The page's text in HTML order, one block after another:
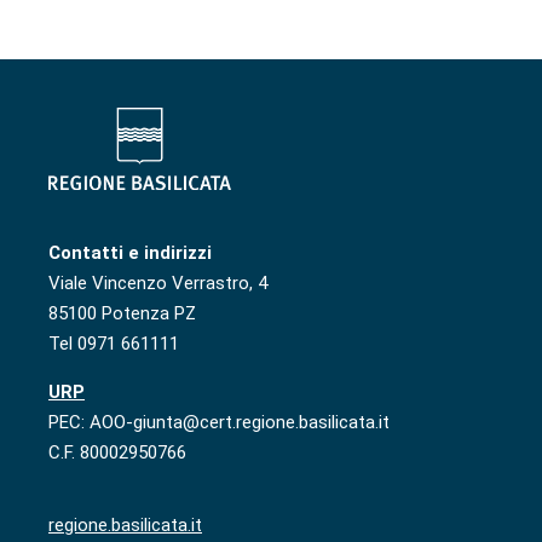
Contatti e indirizzi
Viale Vincenzo Verrastro, 4
85100 Potenza PZ
Tel 0971 661111
URP
PEC: AOO-giunta@cert.regione.basilicata.it
C.F. 80002950766
regione.basilicata.it